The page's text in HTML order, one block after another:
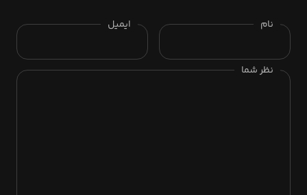
نام ایمیل
نظر شما